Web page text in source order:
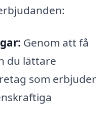
Genom att få
du lättare
som erbjuder